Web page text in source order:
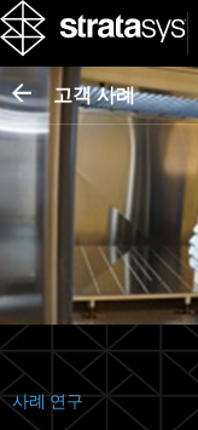
고객 사례
사례 연구